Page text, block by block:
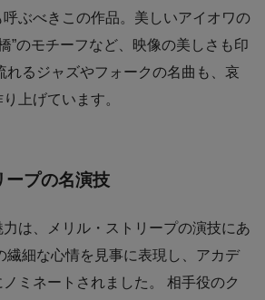
ぶべきこの作品。美しいアイオワの
”のモチーフなど、映像の美しさも印
れるジャズやフォークの名曲も、哀
上げています。
ープの名演技
は、メリル・ストリープの演技にあ
繊細な心情を見事に表現し、アカデ
ミネートされました。 相手役のク